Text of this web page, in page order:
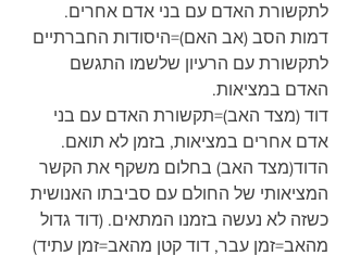
לתקשורת האדם עם בני אדם אחרים.
דמות הסב (אב האם)=היסודות החברתיים
לתקשורת עם הרעיון שלשמו התגשם
האדם במציאות.
דוד (מצד האב)=תקשורת האדם עם בני
אדם אחרים במציאות, בזמן לא תואם.
הדוד(מצד האב) בחלום משקף את הקשר
המציאותי של החולם עם סביבתו האנושית
כשזה לא נעשה בזמנו המתאים. (דוד גדול
מהאב=זמן עבר, דוד קטן מהאב=זמן עתיד)